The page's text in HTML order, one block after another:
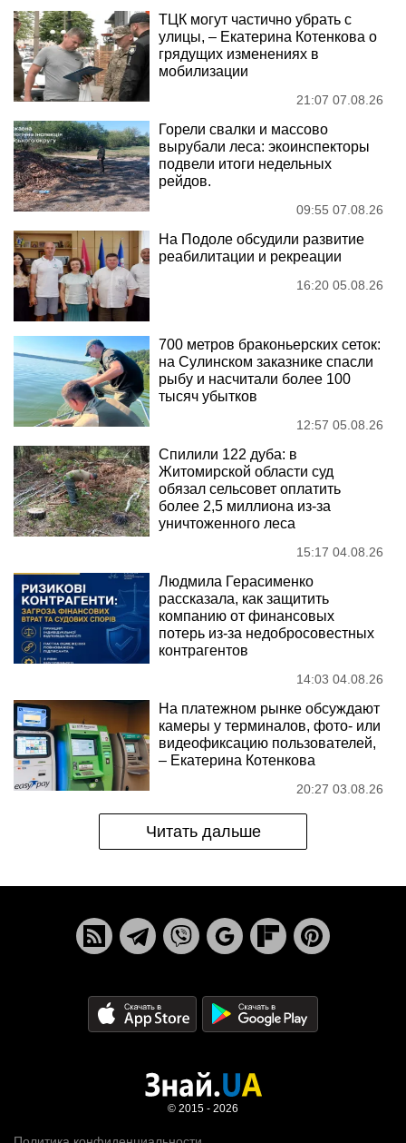
ТЦК могут частично убрать с
улицы, – Екатерина Котенкова о
грядущих изменениях в
мобилизации
21:07 07.08.26
Горели свалки и массово
вырубали леса: экоинспекторы
подвели итоги недельных
рейдов.
09:55 07.08.26
На Подоле обсудили развитие
реабилитации и рекреации
16:20 05.08.26
700 метров браконьерских сеток:
на Сулинском заказнике спасли
рыбу и насчитали более 100
тысяч убытков
12:57 05.08.26
Спилили 122 дуба: в
Житомирской области суд
обязал сельсовет оплатить
более 2,5 миллиона из-за
уничтоженного леса
15:17 04.08.26
Людмила Герасименко
рассказала, как защитить
компанию от финансовых
потерь из-за недобросовестных
контрагентов
14:03 04.08.26
На платежном рынке обсуждают
камеры у терминалов, фото- или
видеофиксацию пользователей,
– Екатерина Котенкова
20:27 03.08.26
Читать дальше
© 2015 - 2026